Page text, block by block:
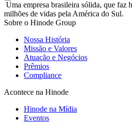
Uma empresa brasileira sólida, que faz
milhões de vidas pela América do Sul.
Sobre o Hinode Group
Nossa História
Missão e Valores
Atuação e Negócios
Prêmios
Compliance
Acontece na Hinode
Hinode na Mídia
Eventos